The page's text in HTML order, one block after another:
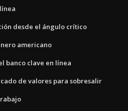
desde el ángulo crítico
americano
banco clave en línea
de valores para sobresalir